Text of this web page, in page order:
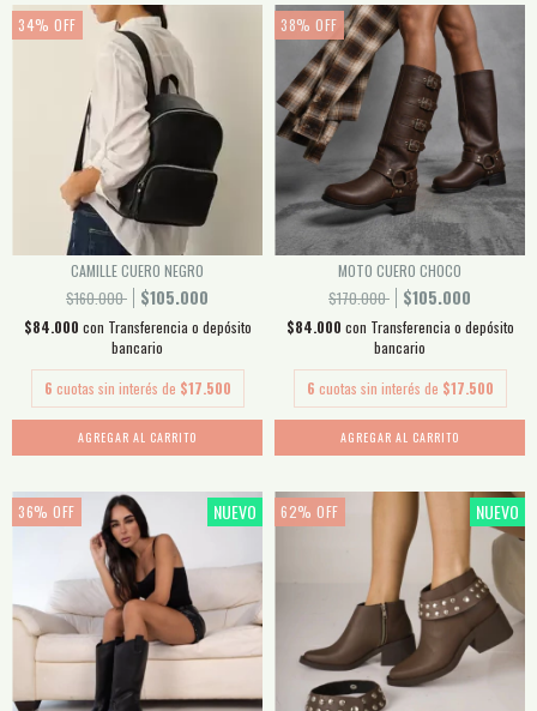
34% OFF
CAMILLE CUERO NEGRO
$160.000
$105.000
$84.000 con Transferencia o depósito
bancario
6 cuotas sin interés de $17.500
AGREGAR AL CARRITO
38% OFF
MOTO CUERO CHOCO
$170.000
$105.000
$84.000 con Transferencia o depósito
bancario
6 cuotas sin interés de $17.500
AGREGAR AL CARRITO
36% OFF NUEVO 62% OFF NUEVO